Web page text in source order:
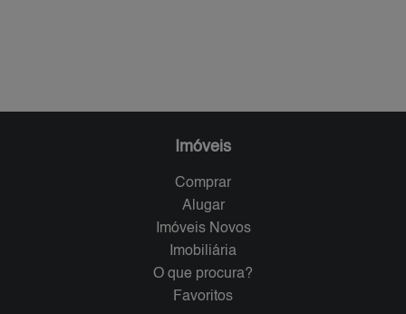
Imóveis
Comprar
Alugar
Imóveis Novos
Imobiliária
O que procura?
Favoritos